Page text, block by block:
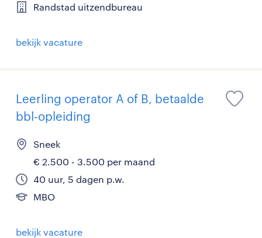
Randstad uitzendbureau
bekijk vacature
Leerling operator A of B, betaalde
bbl-opleiding
Sneek
€ 2.500 - 3.500 per maand
40 uur, 5 dagen p.w.
MBO
bekijk vacature